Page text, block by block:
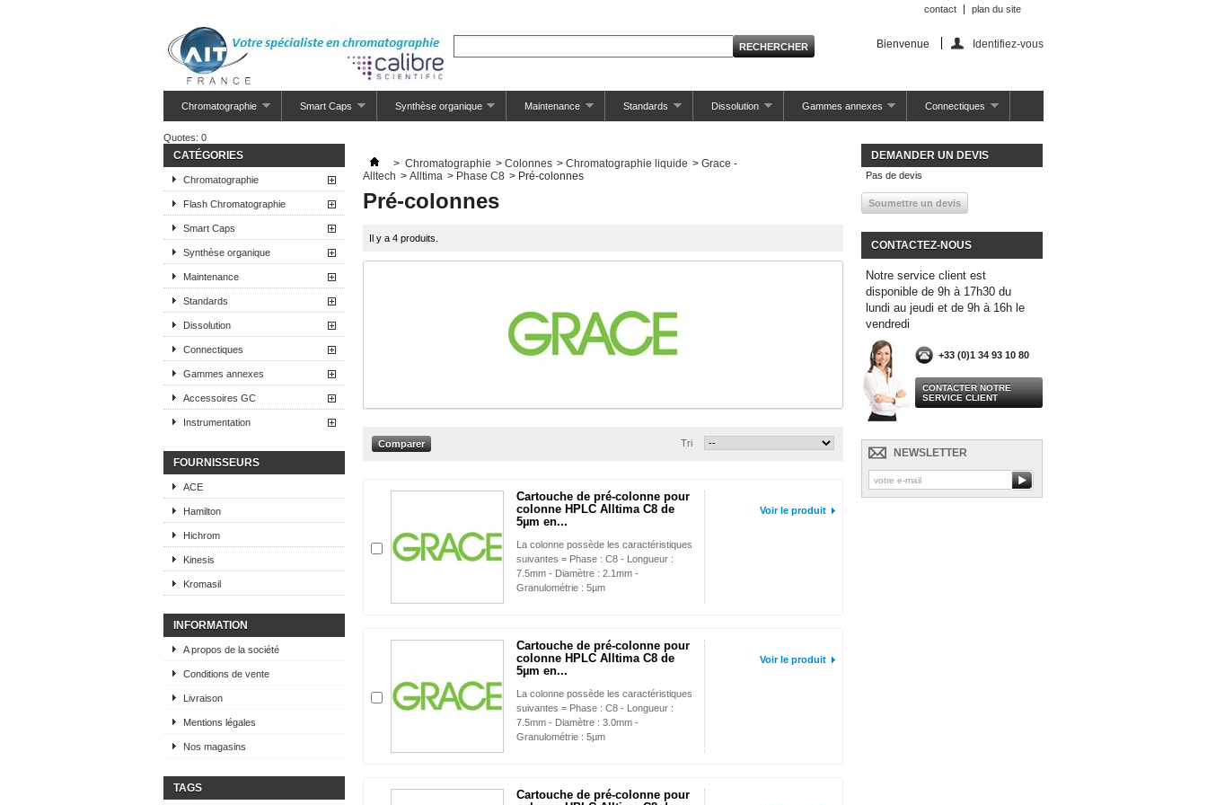
contact plan du site
Bienvenue Identifiez-vous
Chromatographie Smart Caps Synthèse organique Maintenance Standards Dissolution Gammes annexes Connectiques
Quotes: 0
CATÉGORIES
Chromatographie
Flash Chromatographie
Smart Caps
Synthèse organique
Maintenance
Standards
Dissolution
Connectiques
Gammes annexes
Accessoires GC
Instrumentation
FOURNISSEURS
ACE
Hamilton
Hichrom
Kinesis
Kromasil
INFORMATION
A propos de la société
Conditions de vente
Livraison
Mentions légales
Nos magasins
TAGS
> Chromatographie > Colonnes > Chromatographie liquide > Grace -
Alltech > Alltima > Phase C8 > Pré-colonnes
Pré-colonnes
Il y a 4 produits.
Tri
Cartouche de pré-colonne pour
colonne HPLC Alltima C8 de
5µm en...
La colonne possède les caractéristiques
suivantes = Phase : C8 - Longueur :
7.5mm - Diamètre : 2.1mm -
Granulométrie : 5µm
Voir le produit
Cartouche de pré-colonne pour
colonne HPLC Alltima C8 de
5µm en...
La colonne possède les caractéristiques
suivantes = Phase : C8 - Longueur :
7.5mm - Diamètre : 3.0mm -
Granulométrie : 5µm
Voir le produit
Cartouche de pré-colonne pour
DEMANDER UN DEVIS
Pas de devis
CONTACTEZ-NOUS
Notre service client est
disponible de 9h à 17h30 du
lundi au jeudi et de 9h à 16h le
vendredi
+33 (0)1 34 93 10 80
CONTACTER NOTRE
SERVICE CLIENT
NEWSLETTER